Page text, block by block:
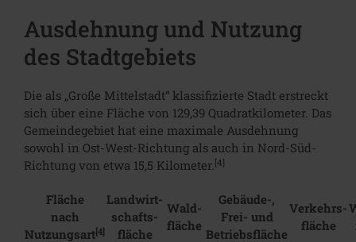
Ausdehnung und Nutzung
des Stadtgebiets
Die als „Große Mittelstadt“ klassifizierte Stadt erstreckt
sich über eine Fläche von 129,39 Quadratkilometer. Das
Gemeindegebiet hat eine maximale Ausdehnung
sowohl in Ost-West-Richtung als auch in Nord-Süd-
Richtung von etwa 15,5 Kilometer. [4]
Fläche
nach
Nutzungsart[4]
Landwirt-
schafts-
fläche
Wald-
fläche
Gebäude-,
Frei- und
Betriebsfläche
Verkehrs-
fläche